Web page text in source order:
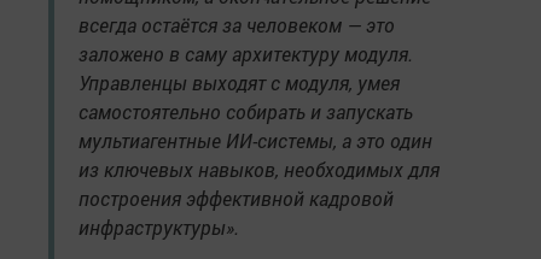
всегда остаётся за человеком — это
заложено в саму архитектуру модуля.
Управленцы выходят с модуля, умея
самостоятельно собирать и запускать
мультиагентные ИИ-системы, а это один
из ключевых навыков, необходимых для
построения эффективной кадровой
инфраструктуры».